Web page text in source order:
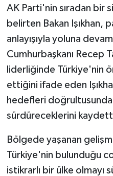
AK Parti'nin sıradan bir
belirten Bakan Işıkhan,
anlayışıyla yoluna
Cumhurbaşkanı Recep
liderliğinde Türkiye'nin
ettiğini ifade eden
hedefleri doğrultusunda
sürdüreceklerini
Bölgede yaşanan
Türkiye'nin bulunduğu
istikrarlı bir ülke